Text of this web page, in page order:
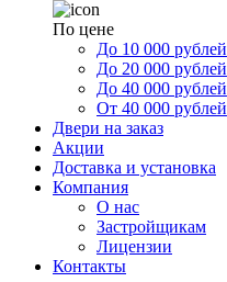
По цене
До 10 000 рублей
До 20 000 рублей
До 40 000 рублей
От 40 000 рублей
Двери на заказ
Акции
Доставка и установка
Компания
О нас
Застройщикам
Лицензии
Контакты